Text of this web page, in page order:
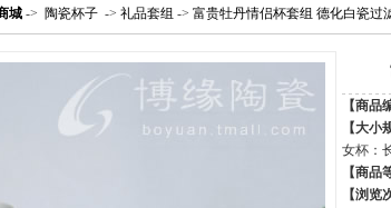
城 -> 陶瓷杯子 -> 礼品套组 -> 富贵牡丹情侣杯套组 德化白瓷过
【商品
【大小
女杯：
【商品
【浏览